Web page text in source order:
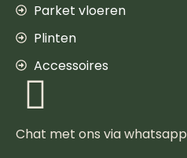
Parket vloeren
Plinten
Accessoires
Chat met ons via whatsapp